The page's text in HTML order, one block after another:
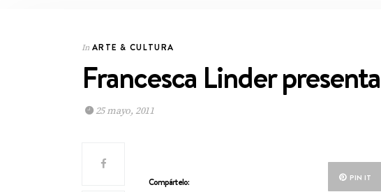
In ARTE & CULTURA
Francesca Linder
25 mayo, 2011
PIN IT
Compártelo: